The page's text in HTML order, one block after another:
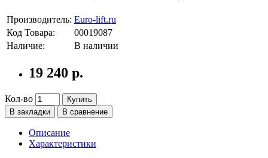
Производитель: Euro-lift.ru
Код Товара:
00019087
Наличие:
В наличии
19 240 р.
Кол-во
Купить
В закладки
В сравнение
Описание
Характеристики